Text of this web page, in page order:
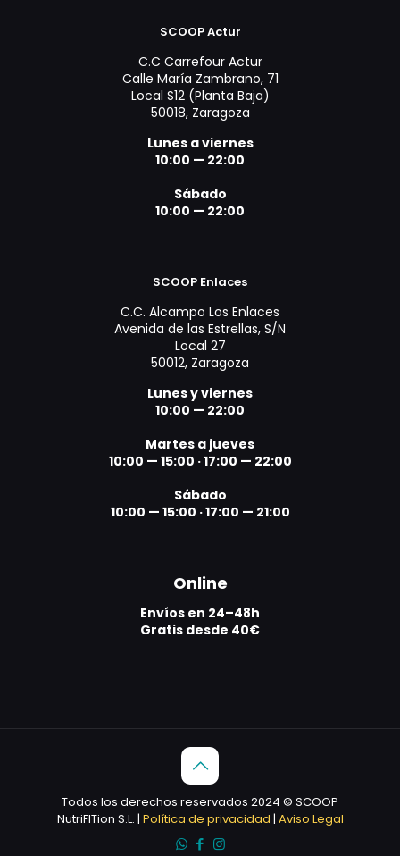
SCOOP Actur
C.C Carrefour Actur
Calle María Zambrano, 71
Local S12 (Planta Baja)
50018, Zaragoza
Lunes a viernes
10:00 — 22:00
Sábado
10:00 — 22:00
SCOOP Enlaces
C.C. Alcampo Los Enlaces
Avenida de las Estrellas, S/N
Local 27
50012, Zaragoza
Lunes y viernes
10:00 — 22:00
Martes a jueves
10:00 — 15:00 ·17:00 — 22:00
Sábado
10:00 — 15:00 ·17:00 — 21:00
Online
Envíos en 24–48h
Gratis desde 40€
Todos los derechos reservados 2024 © SCOOP
NutriFITion S.L. | Política de privacidad | Aviso Legal